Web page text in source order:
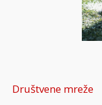
Društvene mreže